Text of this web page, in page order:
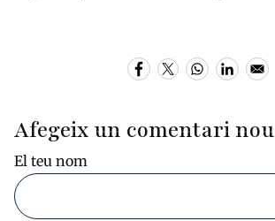
Afegeix un comentari nou
El teu nom